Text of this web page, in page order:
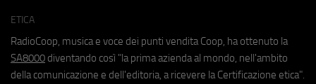
ETICA
RadioCoop, musica e voce dei punti vendita Coop, ha ottenuto la
SA8000 diventando così "la prima azienda al mondo, nell'ambito
della comunicazione e dell'editoria, a ricevere la Certificazione etica".